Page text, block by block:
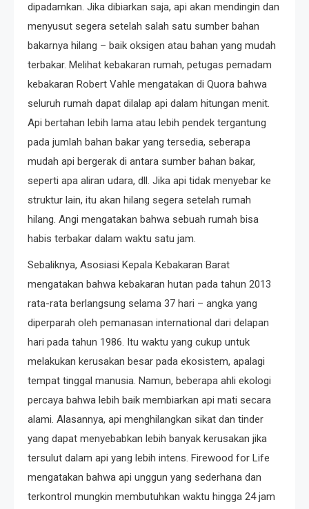
dipadamkan. Jika dibiarkan saja, api akan mendingin dan
menyusut segera setelah salah satu sumber bahan
bakarnya hilang – baik oksigen atau bahan yang mudah
terbakar. Melihat kebakaran rumah, petugas pemadam
kebakaran Robert Vahle mengatakan di Quora bahwa
seluruh rumah dapat dilalap api dalam hitungan menit.
Api bertahan lebih lama atau lebih pendek tergantung
pada jumlah bahan bakar yang tersedia, seberapa
mudah api bergerak di antara sumber bahan bakar,
seperti apa aliran udara, dll. Jika api tidak menyebar ke
struktur lain, itu akan hilang segera setelah rumah
hilang. Angi mengatakan bahwa sebuah rumah bisa
habis terbakar dalam waktu satu jam.
Sebaliknya, Asosiasi Kepala Kebakaran Barat
mengatakan bahwa kebakaran hutan pada tahun 2013
rata-rata berlangsung selama 37 hari – angka yang
diperparah oleh pemanasan international dari delapan
hari pada tahun 1986. Itu waktu yang cukup untuk
melakukan kerusakan besar pada ekosistem, apalagi
tempat tinggal manusia. Namun, beberapa ahli ekologi
percaya bahwa lebih baik membiarkan api mati secara
alami. Alasannya, api menghilangkan sikat dan tinder
yang dapat menyebabkan lebih banyak kerusakan jika
tersulut dalam api yang lebih intens. Firewood for Life
mengatakan bahwa api unggun yang sederhana dan
terkontrol mungkin membutuhkan waktu hingga 24 jam